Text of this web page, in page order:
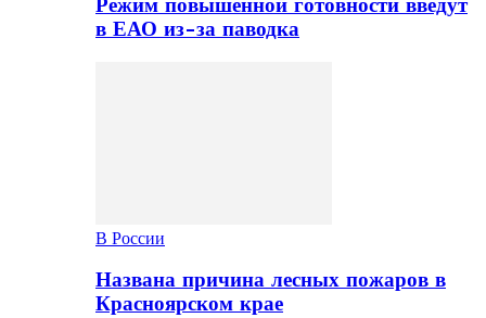
Режим повышенной готовности введут
в ЕАО из-за паводка
В России
Названа причина лесных пожаров в
Красноярском крае